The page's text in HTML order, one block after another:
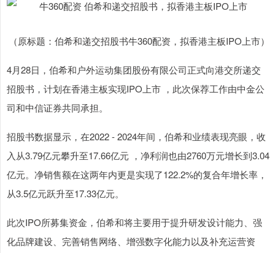
（原标题：伯希和递交招股书牛360配资，拟香港主板IPO上市）
4月28日，伯希和户外运动集团股份有限公司正式向港交所递交
招股书，计划在香港主板实现IPO上市 ，此次保荐工作由中金公
司和中信证券共同承担。
招股书数据显示，在2022 - 2024年间，伯希和业绩表现亮眼，收
入从3.79亿元攀升至17.66亿元 ，净利润也由2760万元增长到3.04
亿元。净销售额在这两年内更是实现了122.2%的复合年增长率，
从3.5亿元跃升至17.33亿元。
此次IPO所募集资金，伯希和将主要用于提升研发设计能力、强
化品牌建设、完善销售网络、增强数字化能力以及补充运营资